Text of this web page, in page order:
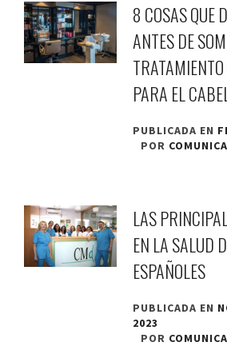
8 COSAS QUE
ANTES DE
PARA EL
PUBLICADA EN
POR
LAS
EN LA SALUD
ESPAÑOLES
PUBLICADA EN
2023
POR